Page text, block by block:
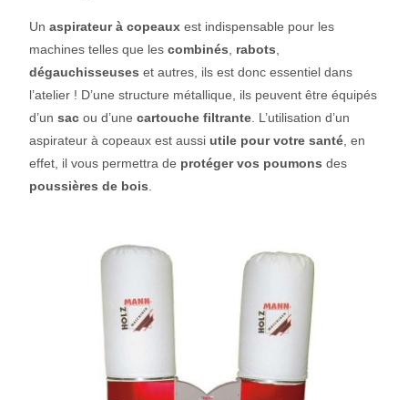
Unaspirateur à copeaux est indispensable pour les
machines telles que lescombinés rabots
dégauchisseuses et autres, ils est donc essentiel dans
l’atelier ! D’une structure métallique, ils peuvent être équipés
d’unsac ou d’unecartouche filtrante . L’utilisation d’un
aspirateur à copeaux est aussi utile pour votre santé , en
effet, il vous permettra de protéger vos poumons des
poussières de bois